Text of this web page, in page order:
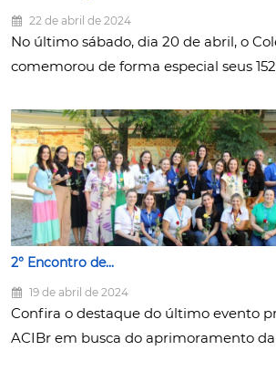
22 de abril de 2024
No último sábado, dia 20 de abril, o
comemorou de forma especial seus 152
2° Encontro de...
19 de abril de 2024
Confira o destaque do último evento
ACIBr em busca do aprimoramento da